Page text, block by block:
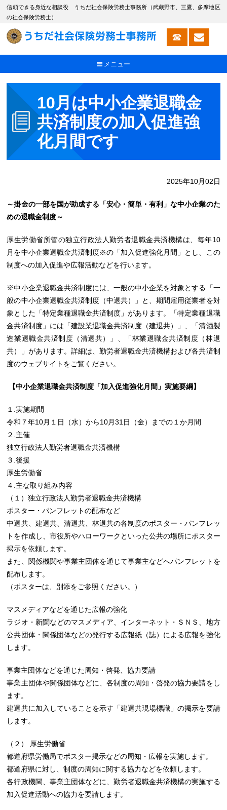
信頼できる身近な相談役 うちだ社会保険労務士事務所（武蔵野市、三鷹、多摩地区
の社会保険労務士）
メニュー
10月は中小企業退職金
共済制度の加入促進強
化月間です
2025年10月02日
～掛金の一部を国が助成する「安心・簡単・有利」な中小企業のた
めの退職金制度～
厚生労働省所管の独立行政法人勤労者退職金共済機構は、毎年10
月を中小企業退職金共済制度※の「加入促進強化月間」とし、この
制度への加入促進や広報活動などを行います。
※中小企業退職金共済制度には、一般の中小企業を対象とする「一
般の中小企業退職金共済制度（中退共）」と、期間雇用従業者を対
象とした「特定業種退職金共済制度」があります。「特定業種退職
金共済制度」には「建設業退職金共済制度（建退共）」、「清酒製
造業退職金共済制度（清退共）」、「林業退職金共済制度（林退
共）」があります。詳細は、勤労者退職金共済機構および各共済制
度のウェブサイトをご覧ください。
【中小企業退職金共済制度「加入促進強化月間」実施要綱】
１.実施期間
令和７年10月１日（水）から10月31日（金）までの１か月間
２.主催
独立行政法人勤労者退職金共済機構
３.後援
厚生労働省
４.主な取り組み内容
（１）独立行政法人勤労者退職金共済機構
ポスター・パンフレットの配布など
中退共、建退共、清退共、林退共の各制度のポスター・パンフレッ
トを作成し、市役所やハローワークといった公共の場所にポスター
掲示を依頼します。
また、関係機関や事業主団体を通じて事業主などへパンフレットを
配布します。
（ポスターは、別添をご参照ください。）
マスメディアなどを通じた広報の強化
ラジオ・新聞などのマスメディア、インターネット・ＳＮＳ、地方
公共団体・関係団体などの発行する広報紙（誌）による広報を強化
します。
事業主団体などを通じた周知・啓発、協力要請
事業主団体や関係団体などに、各制度の周知・啓発の協力要請をし
ます。
建退共に加入していることを示す「建退共現場標識」の掲示を要請
します。
（２） 厚生労働省
都道府県労働局でポスター掲示などの周知・広報を実施します。
都道府県に対し、制度の周知に関する協力などを依頼します。
各行政機関、事業主団体などに、勤労者退職金共済機構の実施する
加入促進活動への協力を要請します。